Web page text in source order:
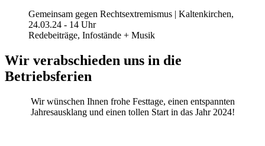
Gemeinsam gegen Rechtsextremismus | Kaltenkirchen,
24.03.24 - 14 Uhr
Redebeiträge, Infostände + Musik
Wir verabschieden uns in die
Betriebsferien
Wir wünschen Ihnen frohe Festtage, einen entspannten
Jahresausklang und einen tollen Start in das Jahr 2024!